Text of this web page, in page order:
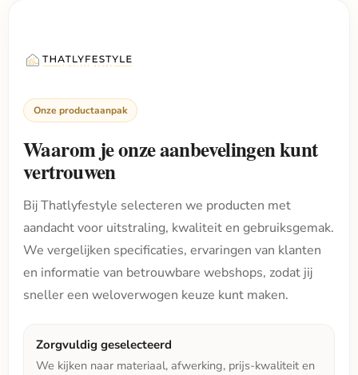
Onze productaanpak
Waarom je onze aanbevelingen kunt
vertrouwen
Bij Thatlyfestyle selecteren we producten met
aandacht voor uitstraling, kwaliteit en gebruiksgemak.
We vergelijken specificaties, ervaringen van klanten
en informatie van betrouwbare webshops, zodat jij
sneller een weloverwogen keuze kunt maken.
Zorgvuldig geselecteerd
We kijken naar materiaal, afwerking, prijs-kwaliteit en